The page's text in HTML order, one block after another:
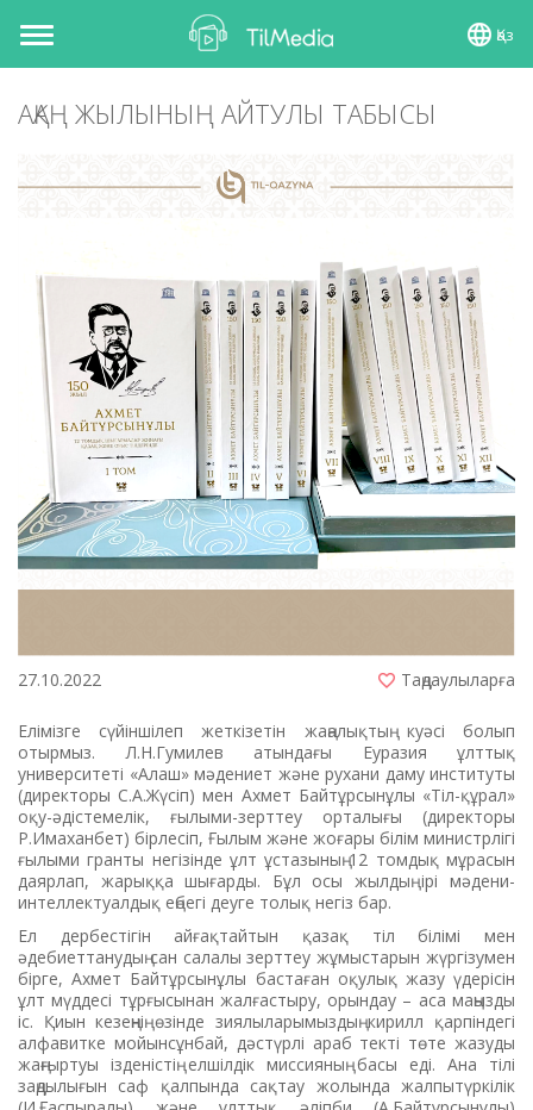
Toggle
navigation
Қаз
АҚАҢ ЖЫЛЫНЫҢ АЙТУЛЫ ТАБЫСЫ
27.10.2022 Таңдаулыларға
Елімізге сүйіншілеп жеткізетін жаңалықтың куәсі болып
отырмыз. Л.Н.Гумилев атындағы Еуразия ұлттық
университеті «Алаш» мәдениет және рухани даму институты
(директоры С.А.Жүсіп) мен Ахмет Байтұрсынұлы «Тіл-құрал»
оқу-әдістемелік, ғылыми-зерттеу орталығы (директоры
Р.Имаханбет) бірлесіп, Ғылым және жоғары білім министрлігі
ғылыми гранты негізінде ұлт ұстазының 12 томдық мұрасын
даярлап, жарыққа шығарды. Бұл осы жылдың ірі мәдени-
интеллектуалдық еңбегі деуге толық негіз бар.
Ел дербестігін айғақтайтын қазақ тіл білімі мен
әдебиеттанудың сан салалы зерттеу жұмыстарын жүргізумен
бірге, Ахмет Байтұрсынұлы бастаған оқулық жазу үдерісін
ұлт мүддесі тұрғысынан жалғастыру, орындау – аса маңызды
іс. Қиын кезеңнің өзінде зиялыларымыздың кирилл қарпіндегі
алфавитке мойынсұнбай, дәстүрлі араб текті төте жазуды
жаңғыртуы ізденістің елшілдік миссияның басы еді. Ана тілі
заңдылығын саф қалпында сақтау жолында жалпытүркілік